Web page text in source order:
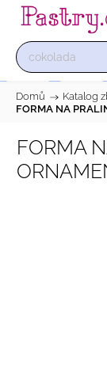
Domů / Katalog
FORMA NA
FORMA